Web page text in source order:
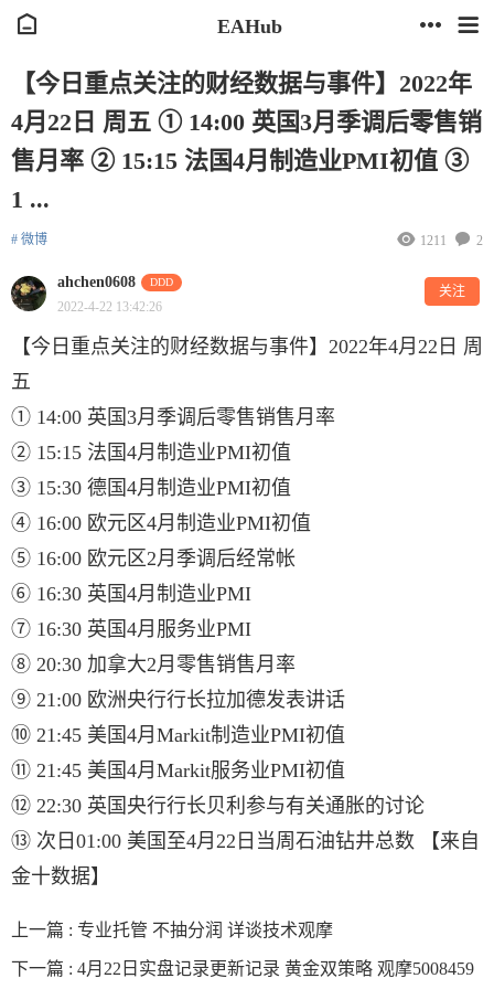
EAHub
【今日重点关注的财经数据与事件】2022年
4月22日 周五 ① 14:00 英国3月季调后零售销
售月率 ② 15:15 法国4月制造业PMI初值 ③
1 ...
# 微博 2
1211
ahchen0608 DDD
2022-4-22 13:42:26
关注
【今日重点关注的财经数据与事件】2022年4月22日 周
五
① 14:00 英国3月季调后零售销售月率
② 15:15 法国4月制造业PMI初值
③ 15:30 德国4月制造业PMI初值
④ 16:00 欧元区4月制造业PMI初值
⑤ 16:00 欧元区2月季调后经常帐
⑥ 16:30 英国4月制造业PMI
⑦ 16:30 英国4月服务业PMI
⑧ 20:30 加拿大2月零售销售月率
⑨ 21:00 欧洲央行行长拉加德发表讲话
⑩ 21:45 美国4月Markit制造业PMI初值
⑪ 21:45 美国4月Markit服务业PMI初值
⑫ 22:30 英国央行行长贝利参与有关通胀的讨论
⑬ 次日01:00 美国至4月22日当周石油钻井总数 【来自
金十数据】
上一篇 : 专业托管 不抽分润 详谈技术观摩
下一篇 : 4月22日实盘记录更新记录 黄金双策略 观摩5008459